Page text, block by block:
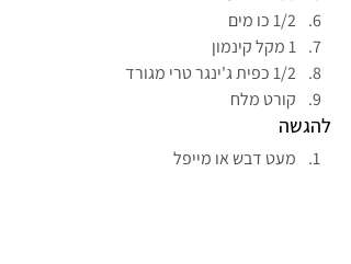
1/2 כו מים
1 מקל קינמון
1/2 כפית ג'ינגר טרי מגורד
קורט מלח
להגשה
מעט דבש או מייפל